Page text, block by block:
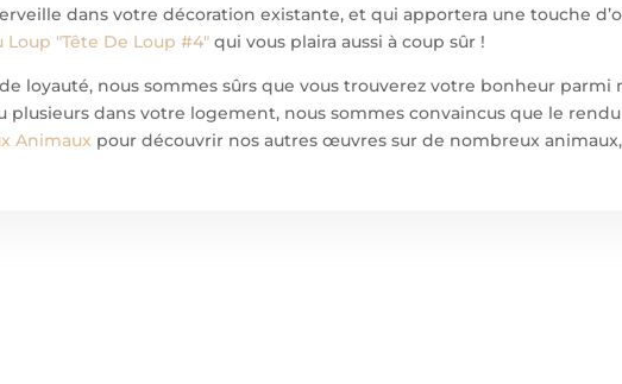
dans votre décoration existante, et qui apportera une touche
Loup "Tête De Loup #4" qui vous plaira aussi à coup sûr !
loyauté, nous sommes sûrs que vous trouverez votre bonheur parmi
plusieurs dans votre logement, nous sommes convaincus que le rendu
Animaux pour découvrir nos autres œuvres sur de nombreux